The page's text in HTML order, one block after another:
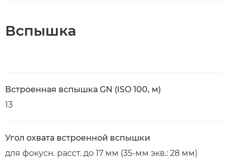
Вспышка
Встроенная вспышка GN (ISO 100, м)
13
Угол охвата встроенной вспышки
для фокусн. расст. до 17 мм (35-мм экв.: 28 мм)